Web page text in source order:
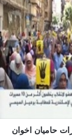
حامیان اخوان